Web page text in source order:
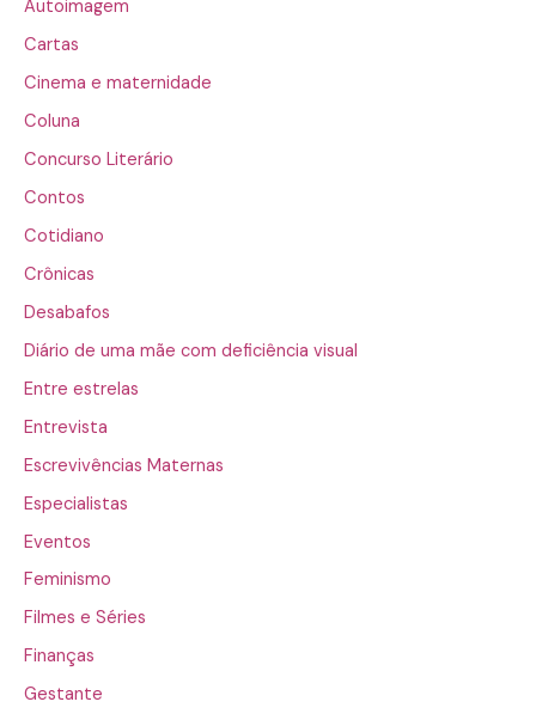
Autoimagem
Cartas
Cinema e maternidade
Coluna
Concurso Literário
Contos
Cotidiano
Crônicas
Desabafos
Diário de uma mãe com deficiência visual
Entre estrelas
Entrevista
Escrevivências Maternas
Especialistas
Eventos
Feminismo
Filmes e Séries
Finanças
Gestante